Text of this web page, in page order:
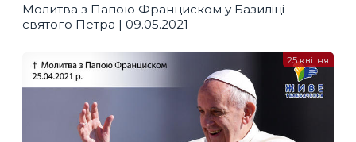
Молитва з Папою Франциском у Базиліці
святого Петра | 09.05.2021
25 квітня